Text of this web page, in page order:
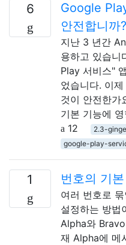
6
Google
안전합니까?
지난 3 년간
용하고 있습
Play 서비스"
었습니다. 이
것이 안전한가
기본 기능에
12
2.3-
google-play-
1 번호의 기
여러 번호로
설정하는 방법
Alpha와
재 Alpha에 메